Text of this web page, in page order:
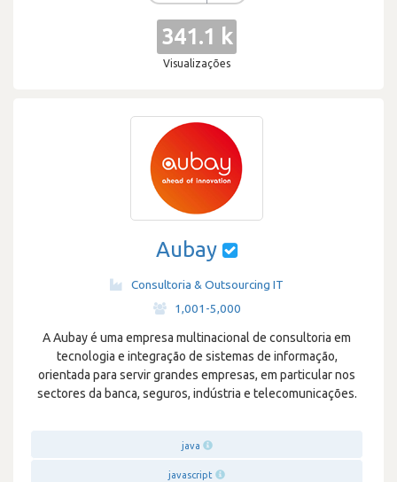
341.1 k
Visualizações
Aubay
Consultoria & Outsourcing IT
1,001-5,000
A Aubay é uma empresa multinacional de consultoria em
tecnologia e integração de sistemas de informação,
orientada para servir grandes empresas, em particular nos
sectores da banca, seguros, indústria e telecomunicações.
java
javascript